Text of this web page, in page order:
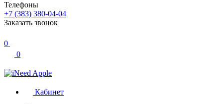
Телефоны
+7 (383) 380-04-04
Заказать звонок
0
0
Кабинет